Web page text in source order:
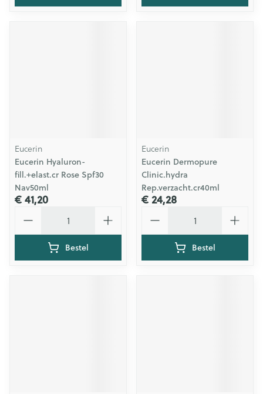
Eucerin
Eucerin Hyaluron-
fill.+elast.cr Rose Spf30
Nav50ml
€ 41,20
Bestel
Eucerin
Eucerin Dermopure
Clinic.hydra
Rep.verzacht.cr40ml
€ 24,28
Bestel